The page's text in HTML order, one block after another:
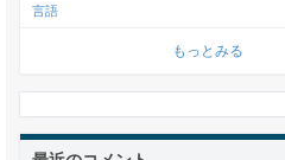
言語
もっとみる